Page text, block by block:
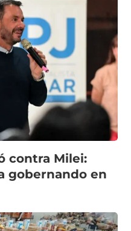
contra Milei:
gobernando en